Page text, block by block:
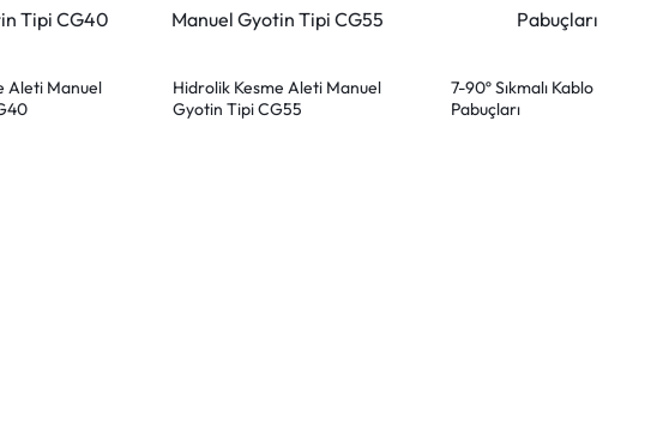
Aleti Manuel
Hidrolik Kesme Aleti Manuel
Gyotin Tipi CG55
7-90º Sıkmalı Kablo
Pabuçları